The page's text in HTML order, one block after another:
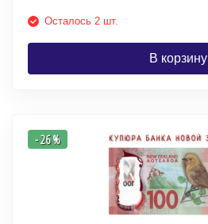
Осталось 2 шт.
В корзину
- 26 %